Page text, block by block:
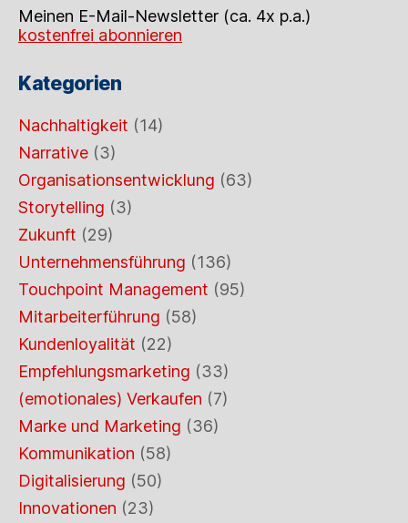
Meinen E-Mail-Newsletter (ca. 4x p.a.)
kostenfrei abonnieren
Kategorien
Nachhaltigkeit (14)
Narrative (3)
Organisationsentwicklung (63)
Storytelling (3)
Zukunft (29)
Unternehmensführung (136)
Touchpoint Management (95)
Mitarbeiterführung (58)
Kundenloyalität (22)
Empfehlungsmarketing (33)
(emotionales) Verkaufen (7)
Marke und Marketing (36)
Kommunikation (58)
Digitalisierung (50)
Innovationen (23)